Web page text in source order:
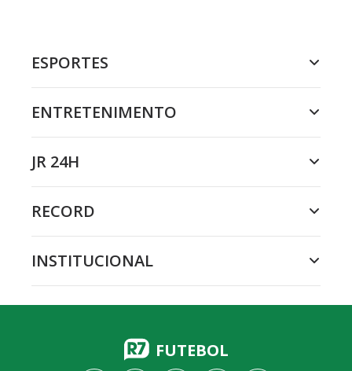
ESPORTES
ENTRETENIMENTO
JR 24H
RECORD
INSTITUCIONAL
FUTEBOL